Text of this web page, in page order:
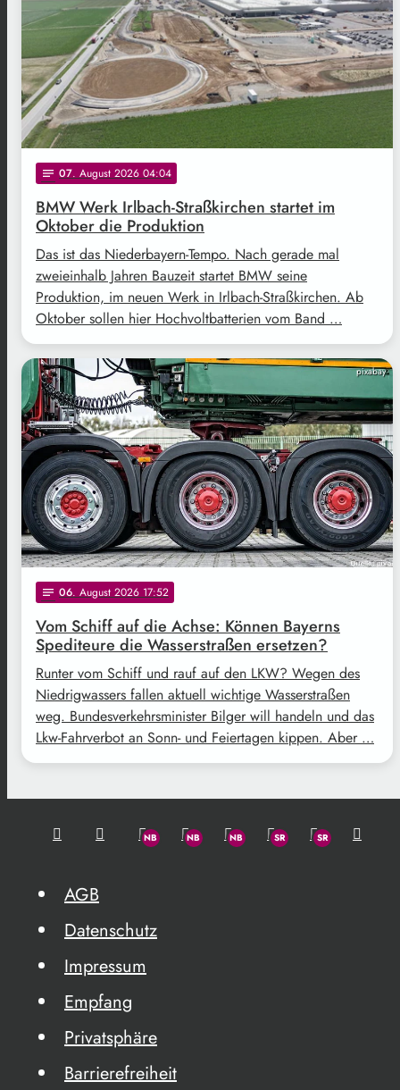
notes 07. August 2026 04:04
BMW Werk Irlbach-Straßkirchen startet im
Oktober die Produktion
Das ist das Niederbayern-Tempo. Nach gerade mal
zweieinhalb Jahren Bauzeit startet BMW seine
Produktion, im neuen Werk in Irlbach-Straßkirchen. Ab
Oktober sollen hier Hochvoltbatterien vom Band …
pixabay
notes 06. August 2026 17:52
Vom Schiff auf die Achse: Können Bayerns
Spediteure die Wasserstraßen ersetzen?
Runter vom Schiff und rauf auf den LKW? Wegen des
Niedrigwassers fallen aktuell wichtige Wasserstraßen
weg. Bundesverkehrsminister Bilger will handeln und das
Lkw-Fahrverbot an Sonn- und Feiertagen kippen. Aber …
AGB
Datenschutz
Impressum
Empfang
Privatsphäre
Barrierefreiheit